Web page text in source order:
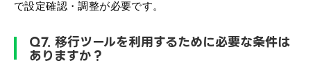
で設定確認・調整が必要です。
Q7. 移行ツールを利用するために必要な条件は
ありますか？